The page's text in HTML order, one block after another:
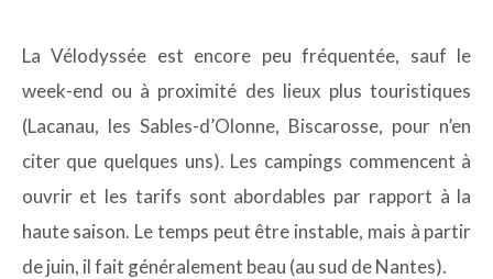
La Vélodyssée est encore peu fréquentée, sauf le
week-end ou à proximité des lieux plus touristiques
(Lacanau, les Sables-d’Olonne, Biscarosse, pour n’en
citer que quelques uns). Les campings commencent à
ouvrir et les tarifs sont abordables par rapport à la
haute saison. Le temps peut être instable, mais à partir
de juin, il fait généralement beau (au sud de Nantes).